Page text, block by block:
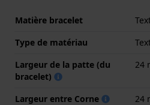
Matière bracelet
Type de matériau
Largeur de la patte (du
bracelet)
24
Largeur entre Corne
24